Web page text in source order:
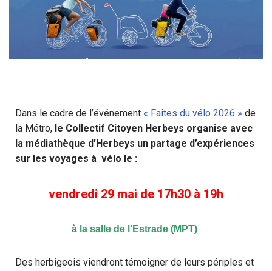
Dans le cadre de l’événement « Faites du vélo 2026 » de
la Métro, le Collectif Citoyen Herbeys organise avec
la médiathèque d’Herbeys un partage d’expériences
sur les voyages à vélo le :
vendredi 29 mai de 17h30 à 19h
à la salle de l’Estrade (MPT)
Des herbigeois viendront témoigner de leurs périples et